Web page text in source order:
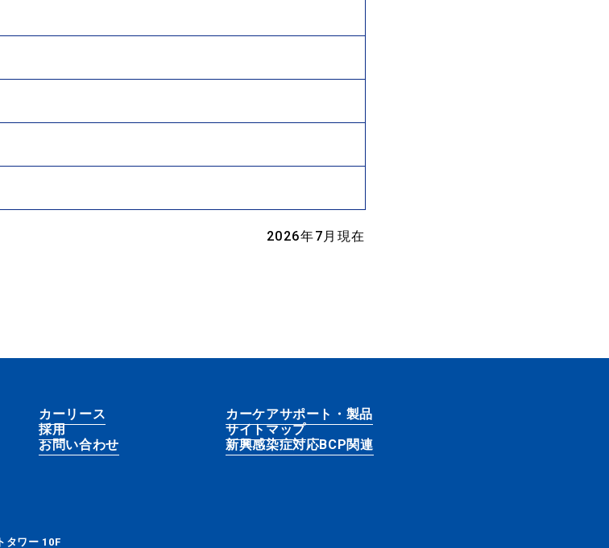
2026年7月現在
カーリース
カーケアサポート・製品
採用
サイトマップ
お問い合わせ 新興感染症対応BCP関連
タワー 10F